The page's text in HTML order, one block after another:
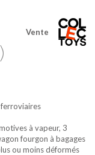
Vente
à vapeur, 3
fourgon à bagages
ou moins déformés